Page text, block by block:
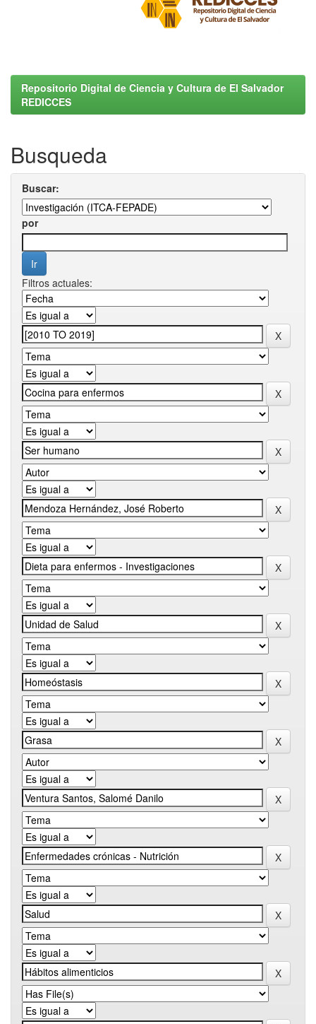
Repositorio Digital de Ciencia y Cultura de El Salvador
REDICCES
Busqueda
Buscar:
por
Filtros actuales: